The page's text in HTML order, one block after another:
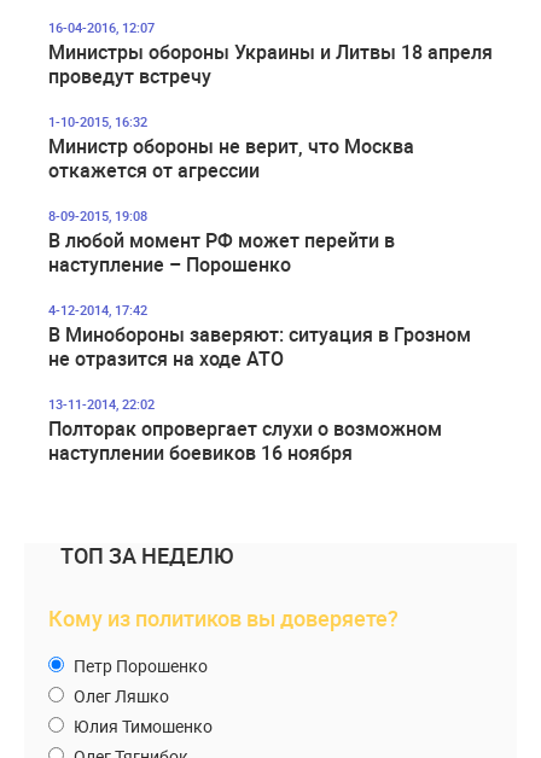
16-04-2016, 12:07
Министры обороны Украины и Литвы 18 апреля
проведут встречу
1-10-2015, 16:32
Министр обороны не верит, что Москва
откажется от агрессии
8-09-2015, 19:08
В любой момент РФ может перейти в
наступление – Порошенко
4-12-2014, 17:42
В Минобороны заверяют: ситуация в Грозном
не отразится на ходе АТО
13-11-2014, 22:02
Полторак опровергает слухи о возможном
наступлении боевиков 16 ноября
ТОП ЗА НЕДЕЛЮ
Кому из политиков вы доверяете?
Петр Порошенко
Олег Ляшко
Юлия Тимошенко